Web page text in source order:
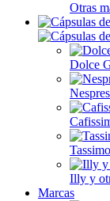
Otras
Dolce
Illy y
Marcas